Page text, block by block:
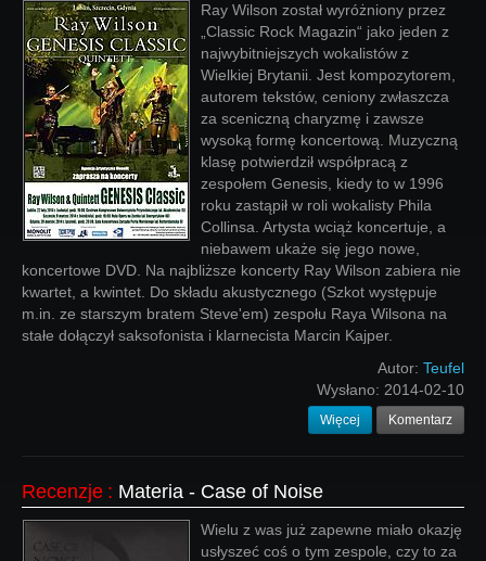
Ray Wilson został wyróżniony przez
„Classic Rock Magazin“ jako jeden z
najwybitniejszych wokalistów z
Wielkiej Brytanii. Jest kompozytorem,
autorem tekstów, ceniony zwłaszcza
za sceniczną charyzmę i zawsze
wysoką formę koncertową. Muzyczną
klasę potwierdził współpracą z
zespołem Genesis, kiedy to w 1996
roku zastąpił w roli wokalisty Phila
Collinsa. Artysta wciąż koncertuje, a
niebawem ukaże się jego nowe,
koncertowe DVD. Na najbliższe koncerty Ray Wilson zabiera nie
kwartet, a kwintet. Do składu akustycznego (Szkot występuje
m.in. ze starszym bratem Steve'em) zespołu Raya Wilsona na
stałe dołączył saksofonista i klarnecista Marcin Kajper.
Autor: Teufel
Wysłano: 2014-02-10
Więcej Komentarz
Recenzje : Materia - Case of Noise
Wielu z was już zapewne miało okazję
usłyszeć coś o tym zespole, czy to za